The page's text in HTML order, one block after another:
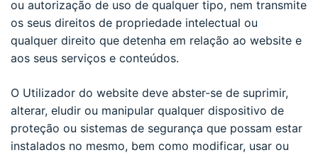
ou autorização de uso de qualquer tipo, nem transmite
os seus direitos de propriedade intelectual ou
qualquer direito que detenha em relação ao website e
aos seus serviços e conteúdos.
O Utilizador do website deve abster-se de suprimir,
alterar, eludir ou manipular qualquer dispositivo de
proteção ou sistemas de segurança que possam estar
instalados no mesmo, bem como modificar, usar ou